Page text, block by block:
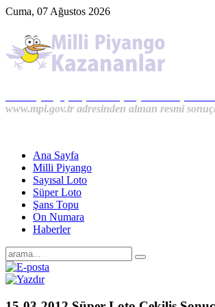
Cuma, 07 Ağustos 2026
www.mpi.gov.tr adresinden alınan resmi
Ana Sayfa
Milli Piyango
Sayısal Loto
Süper Loto
Şans Topu
On Numara
Haberler